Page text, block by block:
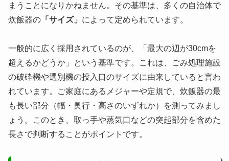
まうことになりかねません。その基準は、多くの自治体で
炊飯器の 「サイズ」 によって定められています。
一般的に広く採用されているのが、
「最大の辺が30cmを
超えるかどうか」
という基準です。これは、ごみ処理施設
の破砕機や選別機の投入口のサイズに由来していると言わ
れています。ご家庭にあるメジャーや定規で、炊飯器の最
も長い部分（幅・奥行・高さのいずれか）を測ってみまし
ょう。このとき、取っ手や蒸気口などの突起部分を含めた
長さで判断することがポイントです。